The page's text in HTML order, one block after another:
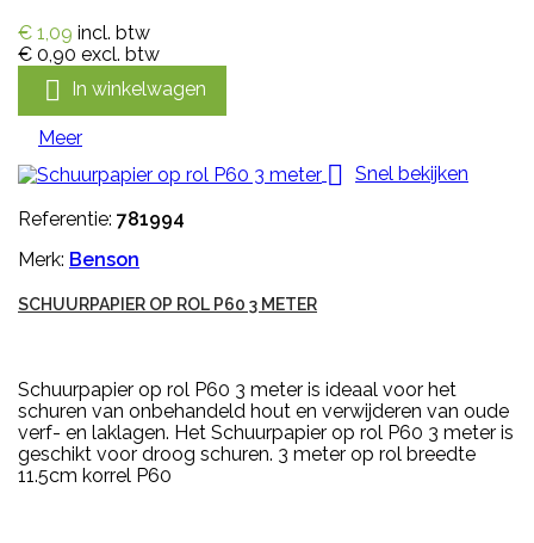
€ 1,09 incl. btw
€ 0,90 excl. btw
 In winkelwagen
Meer
 Snel bekijken
Referentie: 781994
Merk: Benson
SCHUURPAPIER OP ROL P60 3 METER
Schuurpapier op rol P60 3 meter is ideaal voor het
schuren van onbehandeld hout en verwijderen van oude
verf- en laklagen. Het Schuurpapier op rol P60 3 meter is
geschikt voor droog schuren. 3 meter op rol breedte
11.5cm korrel P60